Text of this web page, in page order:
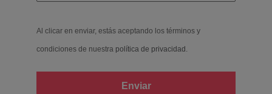
Al clicar en enviar, estás aceptando los términos y
condiciones de nuestra política de privacidad .
Enviar